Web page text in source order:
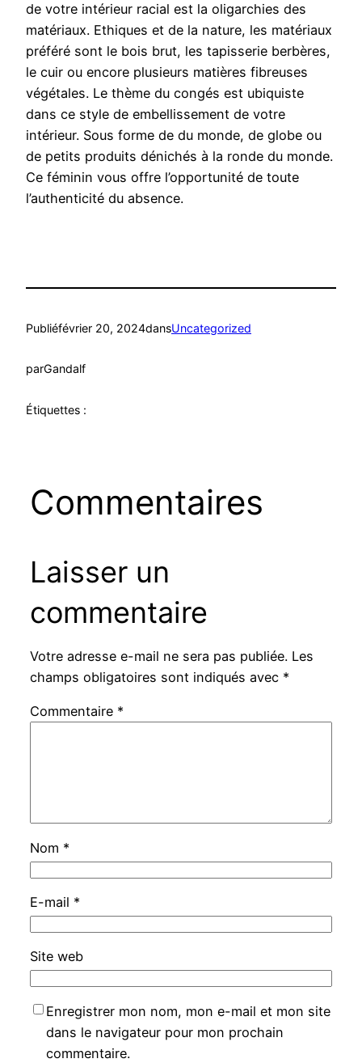
de votre intérieur racial est la oligarchies des
matériaux. Ethiques et de la nature, les matériaux
préféré sont le bois brut, les tapisserie berbères,
le cuir ou encore plusieurs matières fibreuses
végétales. Le thème du congés est ubiquiste
dans ce style de embellissement de votre
intérieur. Sous forme de du monde, de globe ou
de petits produits dénichés à la ronde du monde.
Ce féminin vous offre l’opportunité de toute
l’authenticité du absence.
Publiéfévrier 20, 2024dansUncategorized
parGandalf
Étiquettes :
Commentaires
Laisser un
commentaire
Votre adresse e-mail ne sera pas publiée. Les
champs obligatoires sont indiqués avec *
Commentaire *
Nom *
E-mail *
Site web
Enregistrer mon nom, mon e-mail et mon site
dans le navigateur pour mon prochain
commentaire.